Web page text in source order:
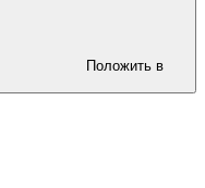
Положить в